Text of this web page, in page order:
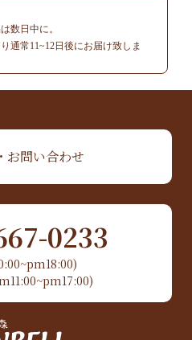
数日中に。
通常11~12日後にお届け致しま
お問い合わせ
0233